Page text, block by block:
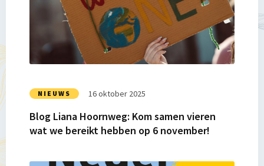
NIEUWS 16 oktober 2025
Blog Liana Hoornweg: Kom samen vieren
wat we bereikt hebben op 6 november!
Hoornweg:
samen
vieren
we
bereikt
hebben
op
november!